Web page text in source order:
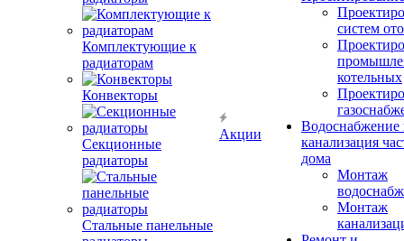
Комплектующие к
радиаторам
Конвекторы
Секционные
радиаторы
Стальные панельные
Акции
систем
котельных
Водоснабжение
канализация
дома
Монтаж
Монтаж